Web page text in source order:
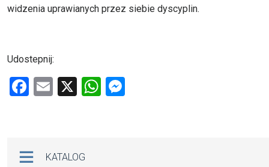
widzenia uprawianych przez siebie dyscyplin.
Udostepnij:
F
E
X
W
KATALOG